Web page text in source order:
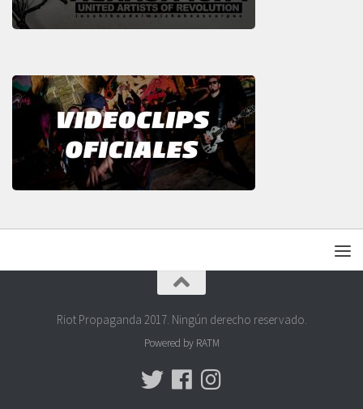
Riot Propaganda 2017. Ningún derecho reservado.
Powered by RATM